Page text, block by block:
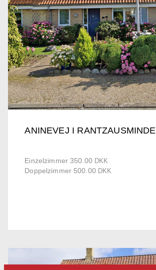
ANINEVEJ I RANTZAUSMINDE
Einzelzimmer 350.00 DKK
Doppelzimmer 500.00 DKK